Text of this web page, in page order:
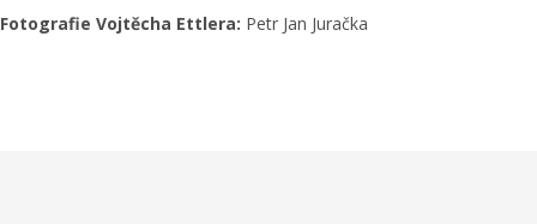
Fotografie Vojtěcha Ettlera: Petr Jan Juračka